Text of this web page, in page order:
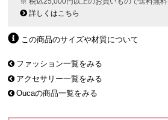
詳しくはこちら
この商品のサイズや材質について
ファッション一覧をみる
アクセサリー一覧をみる
Oucaの商品一覧をみる